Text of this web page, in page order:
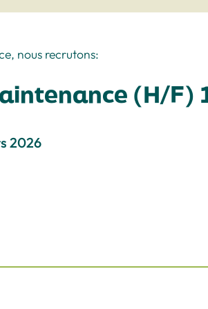
nous recrutons:
(H/F)
2026